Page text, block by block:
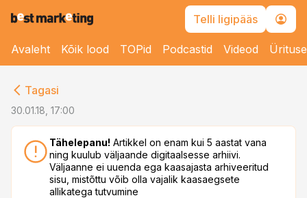
Telli ligipääs
Avaleht Kõik lood TOPid Podcastid Videod
Tagasi
30.01.18, 17:00
Tähelepanu! Artikkel on enam kui 5 aastat vana
ning kuulub väljaande digitaalsesse arhiivi.
Väljaanne ei uuenda ega kaasajasta arhiveeritud
sisu, mistõttu võib olla vajalik kaasaegsete
allikatega tutvumine